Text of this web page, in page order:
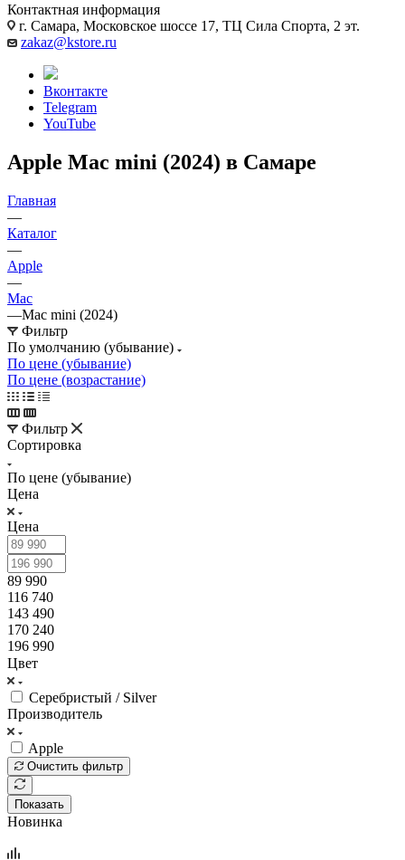
Контактная информация
г. Самара, Московское шоссе 17, ТЦ Сила Спорта, 2 эт.
zakaz@kstore.ru
Вконтакте
Telegram
YouTube
Apple Mac mini (2024) в Самаре
Главная
—
Каталог
—
Apple
—
Mac
—Mac mini (2024)
Фильтр
По умолчанию (убывание)
По цене (убывание)
По цене (возрастание)
Фильтр
Сортировка
По цене (убывание)
Цена
Цена
89 990
116 740
143 490
170 240
196 990
Цвет
Серебристый / Silver
Производитель
Apple
Очистить фильтр
Показать
Новинка